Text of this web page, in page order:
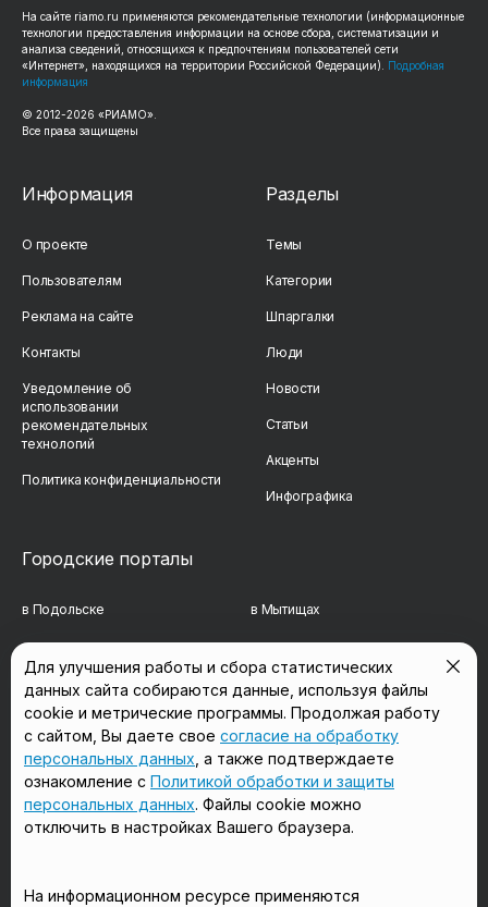
На сайте riamo.ru применяются рекомендательные технологии (информационные
технологии предоставления информации на основе сбора, систематизации и
анализа сведений, относящихся к предпочтениям пользователей сети
«Интернет», находящихся на территории Российской Федерации). Подробная
информация
© 2012-2026 «РИАМО».
Все права защищены
Информация
О проекте
Пользователям
Реклама на сайте
Контакты
Уведомление об
использовании
рекомендательных
технологий
Политика конфиденциальности
Разделы
Темы
Категории
Шпаргалки
Люди
Новости
Статьи
Акценты
Инфографика
Городские порталы
в Подольске в Мытищах
в Сергиевом Посаде в Люберцах
в Красногорске в Королёве
в Домодедово в Щёлково
Мы в соцсетях
Для улучшения работы и сбора статистических
данных сайта собираются данные, используя файлы
cookie и метрические программы. Продолжая работу
с сайтом, Вы даете свое согласие на обработку
персональных данных , а также подтверждаете
ознакомление с Политикой обработки и защиты
персональных данных. Файлы cookie можно
отключить в настройках Вашего браузера.
На информационном ресурсе применяются